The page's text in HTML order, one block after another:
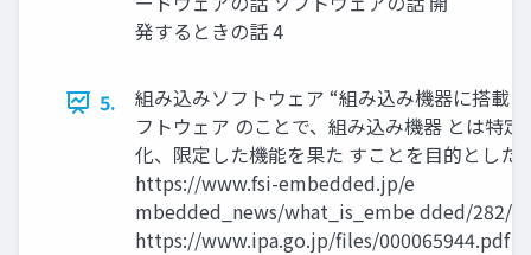
発するときの話 4
5.
組み込みソフトウェア “組み込み機器に搭載
フトウェア のことで、組み込み機器 とは特
化、限定した機能を果た すことを目的とした
https://www.fsi-embedded.jp/e
mbedded_news/what_is_embe dded/282/
https://www.ipa.go.jp/files/000065944.pdf 5